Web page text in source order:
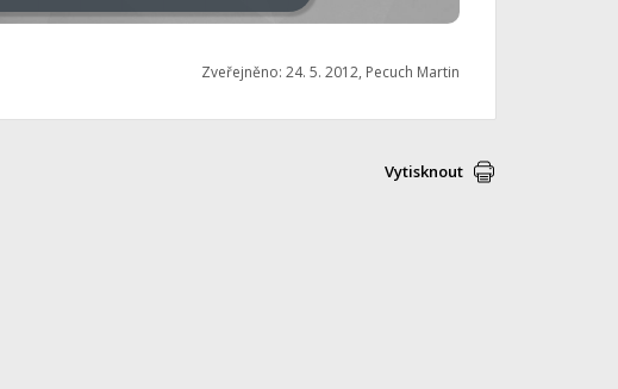
Zveřejněno: 24. 5. 2012, Pecuch Martin
Vytisknout